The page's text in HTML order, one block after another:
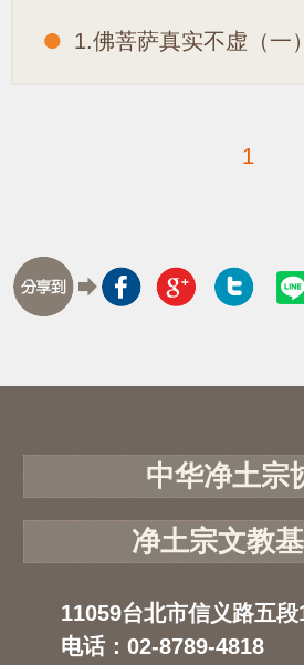
1.佛菩萨真实不虚（一）
1
中华净土宗
净土宗文教
11059台北市信义路五
电话：02-8789-4818